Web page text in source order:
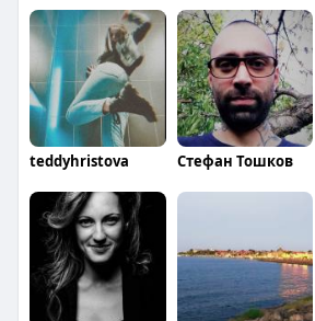
teddyhristova Стефан Тошков